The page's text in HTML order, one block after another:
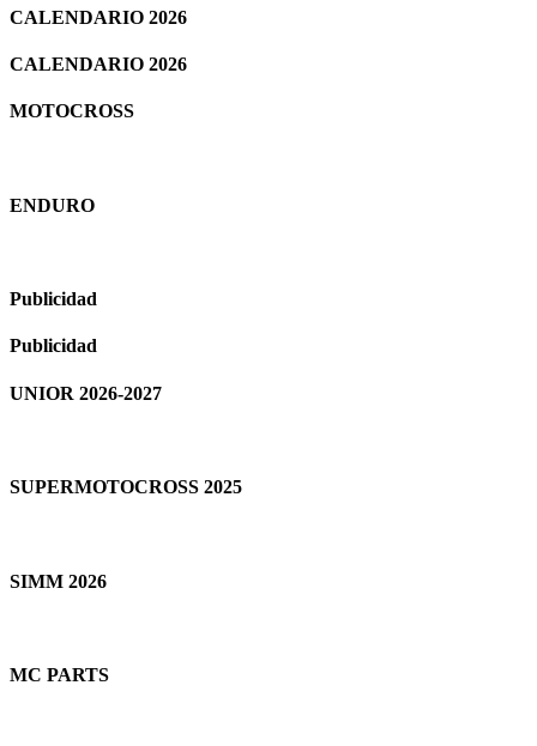
CALENDARIO 2026
CALENDARIO 2026
MOTOCROSS
ENDURO
Publicidad
Publicidad
UNIOR 2026-2027
SUPERMOTOCROSS 2025
SIMM 2026
MC PARTS